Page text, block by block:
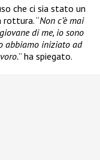
che ci sia stato un
rottura. “Non c’è mai
di me, io sono
abbiamo iniziato ad
” ha spiegato.